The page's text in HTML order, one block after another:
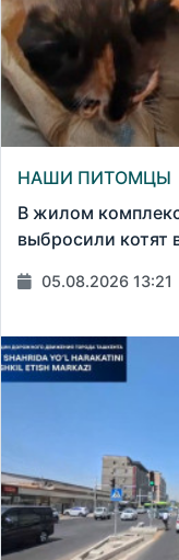
НАШИ ПИТОМЦЫ
В жилом
выбросили котят
05.08.2026 13:21